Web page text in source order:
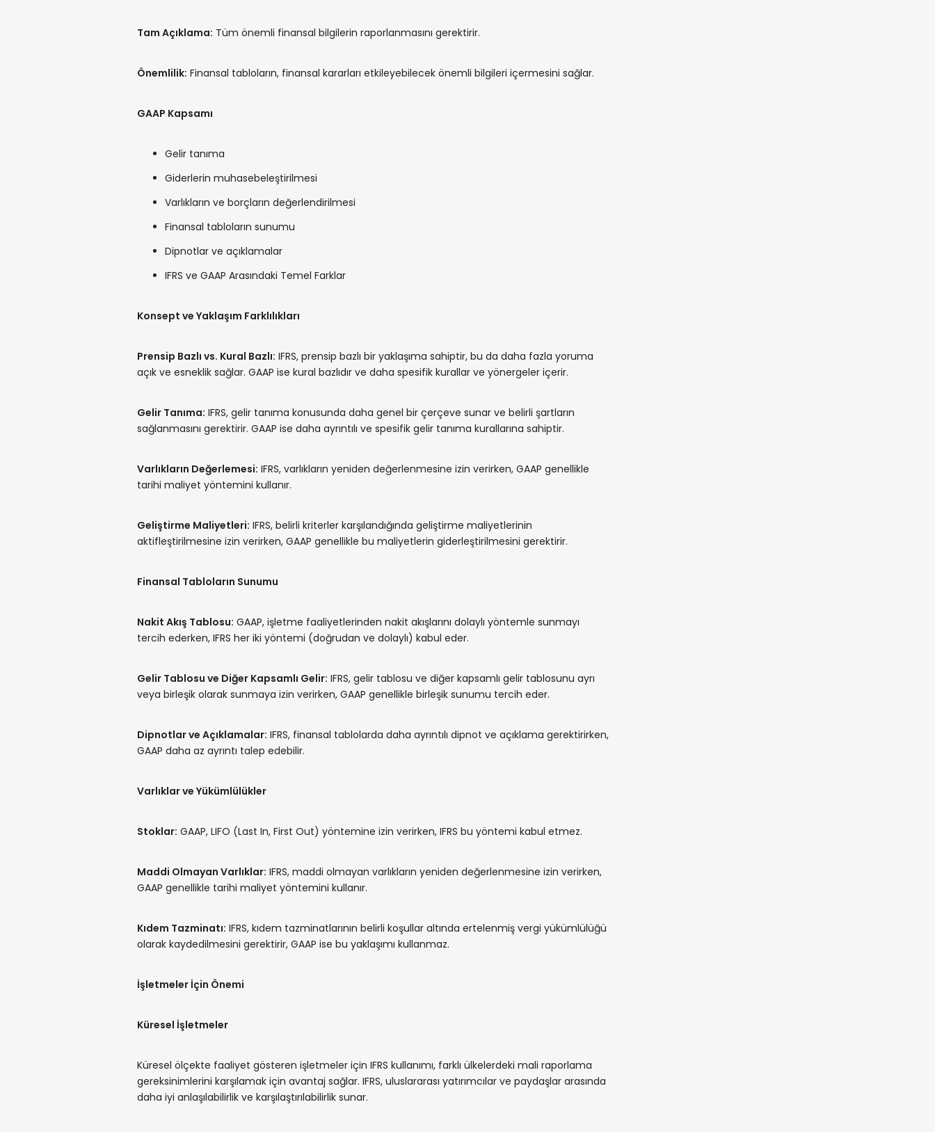
Tam Açıklama: Tüm önemli finansal bilgilerin raporlanmasını gerektirir.
Önemlilik: Finansal tabloların, finansal kararları etkileyebilecek önemli bilgileri içermesini sağlar.
GAAP Kapsamı
Gelir tanıma
Giderlerin muhasebeleştirilmesi
Varlıkların ve borçların değerlendirilmesi
Finansal tabloların sunumu
Dipnotlar ve açıklamalar
IFRS ve GAAP Arasındaki Temel Farklar
Konsept ve Yaklaşım Farklılıkları
Prensip Bazlı vs. Kural Bazlı: IFRS, prensip bazlı bir yaklaşıma sahiptir, bu da daha fazla yoruma
açık ve esneklik sağlar. GAAP ise kural bazlıdır ve daha spesifik kurallar ve yönergeler içerir.
Gelir Tanıma: IFRS, gelir tanıma konusunda daha genel bir çerçeve sunar ve belirli şartların
sağlanmasını gerektirir. GAAP ise daha ayrıntılı ve spesifik gelir tanıma kurallarına sahiptir.
Varlıkların Değerlemesi: IFRS, varlıkların yeniden değerlenmesine izin verirken, GAAP genellikle
tarihi maliyet yöntemini kullanır.
Geliştirme Maliyetleri: IFRS, belirli kriterler karşılandığında geliştirme maliyetlerinin
aktifleştirilmesine izin verirken, GAAP genellikle bu maliyetlerin giderleştirilmesini gerektirir.
Finansal Tabloların Sunumu
Nakit Akış Tablosu: GAAP, işletme faaliyetlerinden nakit akışlarını dolaylı yöntemle sunmayı
tercih ederken, IFRS her iki yöntemi (doğrudan ve dolaylı) kabul eder.
Gelir Tablosu ve Diğer Kapsamlı Gelir: IFRS, gelir tablosu ve diğer kapsamlı gelir tablosunu ayrı
veya birleşik olarak sunmaya izin verirken, GAAP genellikle birleşik sunumu tercih eder.
Dipnotlar ve Açıklamalar: IFRS, finansal tablolarda daha ayrıntılı dipnot ve açıklama gerektirirken,
GAAP daha az ayrıntı talep edebilir.
Varlıklar ve Yükümlülükler
Stoklar: GAAP, LIFO (Last In, First Out) yöntemine izin verirken, IFRS bu yöntemi kabul etmez.
Maddi Olmayan Varlıklar: IFRS, maddi olmayan varlıkların yeniden değerlenmesine izin verirken,
GAAP genellikle tarihi maliyet yöntemini kullanır.
Kıdem Tazminatı: IFRS, kıdem tazminatlarının belirli koşullar altında ertelenmiş vergi yükümlülüğü
olarak kaydedilmesini gerektirir, GAAP ise bu yaklaşımı kullanmaz.
İşletmeler İçin Önemi
Küresel İşletmeler
Küresel ölçekte faaliyet gösteren işletmeler için IFRS kullanımı, farklı ülkelerdeki mali raporlama
gereksinimlerini karşılamak için avantaj sağlar. IFRS, uluslararası yatırımcılar ve paydaşlar arasında
daha iyi anlaşılabilirlik ve karşılaştırılabilirlik sunar.